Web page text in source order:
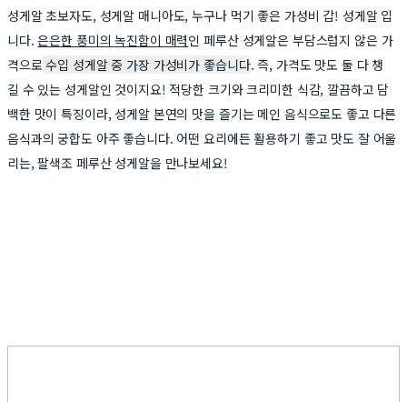
성게알 초보자도, 성게알 매니아도, 누구나 먹기 좋은 가성비 갑! 성게알 입
니다.은은한 풍미의 녹진함이 매력인 페루산 성게알은 부담스럽지 않은 가
격으로수입 성게알 중 가장 가성비가 좋습니다. 즉, 가격도 맛도 둘 다 챙
길 수 있는 성게알인 것이지요! 적당한 크기와 크리미한 식감, 깔끔하고 담
백한 맛이 특징이라, 성게알 본연의 맛을 즐기는 메인 음식으로도 좋고 다른
음식과의 궁합도 아주 좋습니다. 어떤 요리에든 활용하기 좋고 맛도 잘 어울
리는, 팔색조 페루산 성게알을 만나보세요!